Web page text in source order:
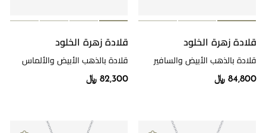
قلادة زهرة الخلود
قلادة بالذهب الأبيض والسافير
84,800 ﷼
قلادة زهرة الخلود
قلادة بالذهب الأبيض والألماس
82,300 ﷼